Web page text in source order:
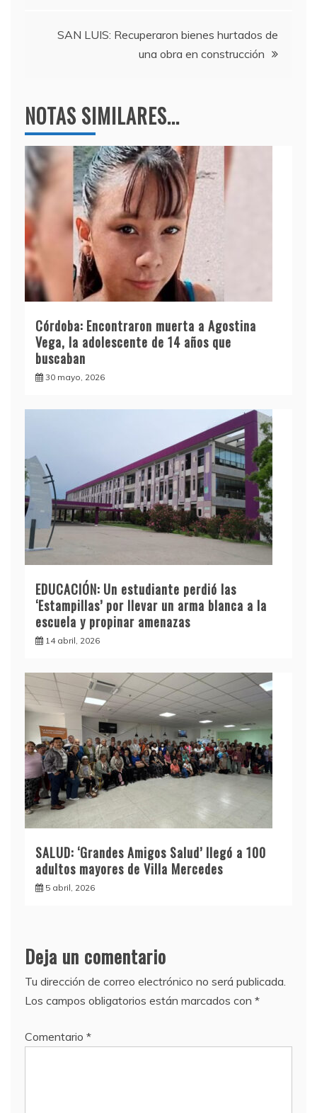
k
entradas
SAN LUIS: Recuperaron bienes hurtados de
una obra en construcción
NOTAS SIMILARES...
Córdoba: Encontraron muerta a Agostina
Vega, la adolescente de 14 años que
buscaban
30 mayo, 2026
EDUCACIÓN: Un estudiante perdió las
‘Estampillas’ por llevar un arma blanca a la
escuela y propinar amenazas
14 abril, 2026
SALUD: ‘Grandes Amigos Salud’ llegó a 100
adultos mayores de Villa Mercedes
5 abril, 2026
Deja un comentario
Tu dirección de correo electrónico no será publicada.
Los campos obligatorios están marcados con *
Comentario *